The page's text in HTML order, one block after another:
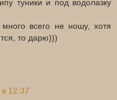
туники и под водолазку
всего не ношу, хотя
то дарю)))
в 12:37